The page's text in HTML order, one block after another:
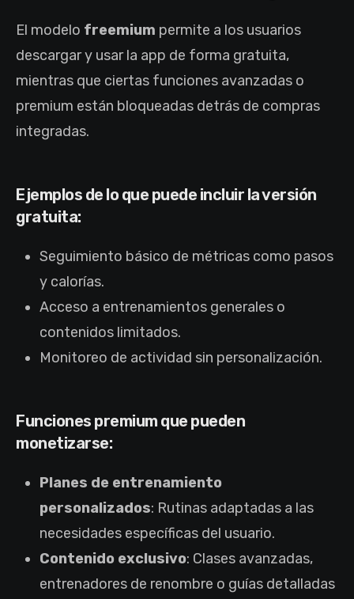
El modelo freemium permite a los usuarios
descargar y usar la app de forma gratuita,
mientras que ciertas funciones avanzadas o
premium están bloqueadas detrás de compras
integradas.
Ejemplos de lo que puede incluir la versión
gratuita:
Seguimiento básico de métricas como pasos
y calorías.
Acceso a entrenamientos generales o
contenidos limitados.
Monitoreo de actividad sin personalización.
Funciones premium que pueden
monetizarse:
Planes de entrenamiento
personalizados: Rutinas adaptadas a las
necesidades específicas del usuario.
Contenido exclusivo: Clases avanzadas,
entrenadores de renombre o guías detalladas